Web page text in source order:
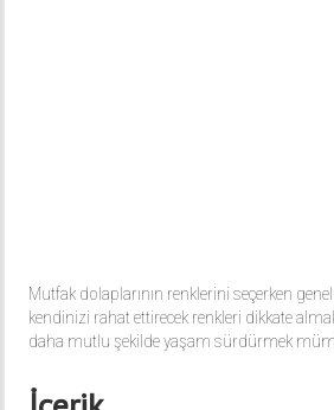
Mutfak dolaplarının renklerini seçerken
kendinizi rahat ettirecek renkleri dikkate
daha mutlu şekilde yaşam sürdürmek